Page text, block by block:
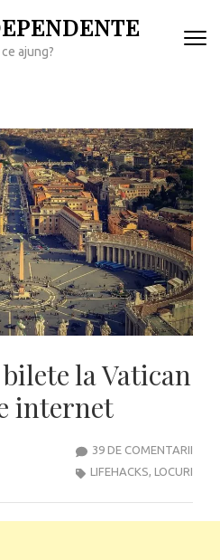
ajung?
la Vatican
internet
39 DE COMENTARII
LIFEHACKS, LOCURI